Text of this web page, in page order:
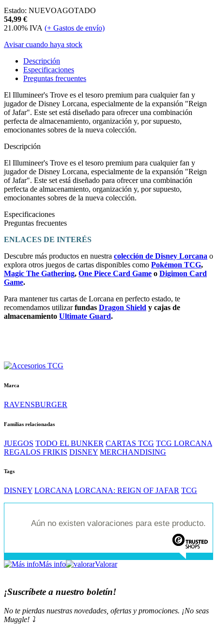
Estado: NUEVOAGOTADO
54,99 €
21.00% IVA (+ Gastos de envío)
Avisar cuando haya stock
Descripción
Especificaciones
Preguntas frecuentes
El Illumineer's Trove es el tesoro premium para cualquier fan y
jugador de Disney Lorcana, especialmente de la expansión "Reign
of Jafar". Este set está diseñado para ofrecer una combinación
perfecta de almacenamiento, organización y, por supuesto,
emocionantes sobres de la nueva colección.
Descripción
El Illumineer's Trove es el tesoro premium para cualquier fan y
jugador de Disney Lorcana, especialmente de la expansión "Reign
of Jafar". Este set está diseñado para ofrecer una combinación
perfecta de almacenamiento, organización y, por supuesto,
emocionantes sobres de la nueva colección.
Especificaciones
Preguntas frecuentes
ENLACES DE INTERÉS
Descubre más productos en nuestra colección de Disney Lorcana o
explora otros juegos de cartas disponibles como Pokémon TCG,
Magic The Gathering, One Piece Card Game o Digimon Card
Game.
Para mantener tus cartas de Lorcana en perfecto estado, te
recomendamos utilizarfundas Dragon Shield y cajas de
almacenamiento Ultimate Guard.
Marca
RAVENSBURGER
Familias relacionadas
JUEGOS TODO EL BUNKER CARTAS TCG TCG LORCANA
REGALOS FRIKIS DISNEY MERCHANDISING
Tags
DISNEY LORCANA LORCANA: REIGN OF JAFAR TCG
Aún no existen valoraciones para este producto.
Más info Valorar
¡Suscríbete a nuestro boletín!
No te pierdas nuestras novedades, ofertas y promociones. ¡No seas
Muggle! ⤵️